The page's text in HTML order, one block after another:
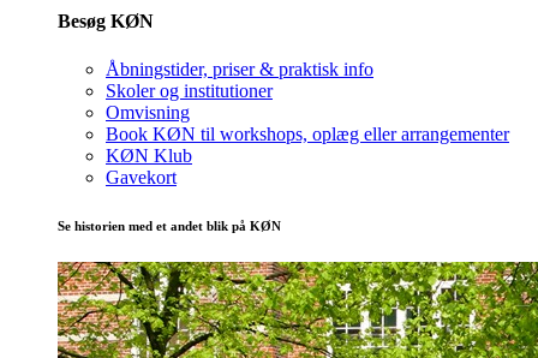
Besøg KØN
Åbningstider, priser & praktisk info
Skoler og institutioner
Omvisning
Book KØN til workshops, oplæg eller arrangementer
KØN Klub
Gavekort
Se historien med et andet blik på KØN